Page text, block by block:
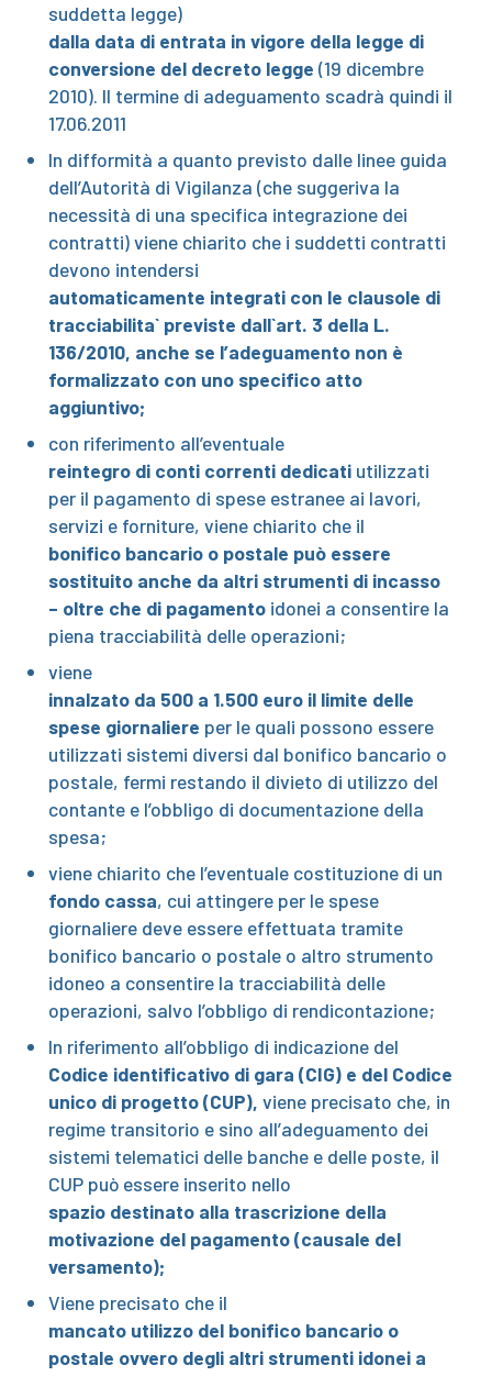
suddetta legge)
dalla data di entrata in vigore della legge di
conversione del decreto legge (19 dicembre
2010). Il termine di adeguamento scadrà quindi il
17.06.2011
In difformità a quanto previsto dalle linee guida
dell’Autorità di Vigilanza (che suggeriva la
necessità di una specifica integrazione dei
contratti) viene chiarito che i suddetti contratti
devono intendersi
automaticamente integrati con le clausole di
tracciabilita` previste dall`art. 3 della L.
136/2010, anche se l’adeguamento non è
formalizzato con uno specifico atto
aggiuntivo;
con riferimento all’eventuale
reintegro di conti correnti dedicati utilizzati
per il pagamento di spese estranee ai lavori,
servizi e forniture, viene chiarito che il
bonifico bancario o postale può essere
sostituito anche da altri strumenti di incasso
– oltre che di pagamento idonei a consentire la
piena tracciabilità delle operazioni;
viene
innalzato da 500 a 1.500 euro il limite delle
spese giornaliere per le quali possono essere
utilizzati sistemi diversi dal bonifico bancario o
postale, fermi restando il divieto di utilizzo del
contante e l’obbligo di documentazione della
spesa;
viene chiarito che l’eventuale costituzione di un
fondo cassa, cui attingere per le spese
giornaliere deve essere effettuata tramite
bonifico bancario o postale o altro strumento
idoneo a consentire la tracciabilità delle
operazioni, salvo l’obbligo di rendicontazione;
In riferimento all’obbligo di indicazione del
Codice identificativo di gara (CIG) e del Codice
unico di progetto (CUP), viene precisato che, in
regime transitorio e sino all’adeguamento dei
sistemi telematici delle banche e delle poste, il
CUP può essere inserito nello
spazio destinato alla trascrizione della
motivazione del pagamento (causale del
versamento);
Viene precisato che il
mancato utilizzo del bonifico bancario o
postale ovvero degli altri strumenti idonei a